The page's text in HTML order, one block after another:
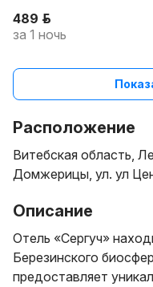
489 р.
за 1 ночь
Расположение
Витебская область,
Домжерицы, ул. ул
Описание
Отель «Сергуч»
Березинского
предоставляет